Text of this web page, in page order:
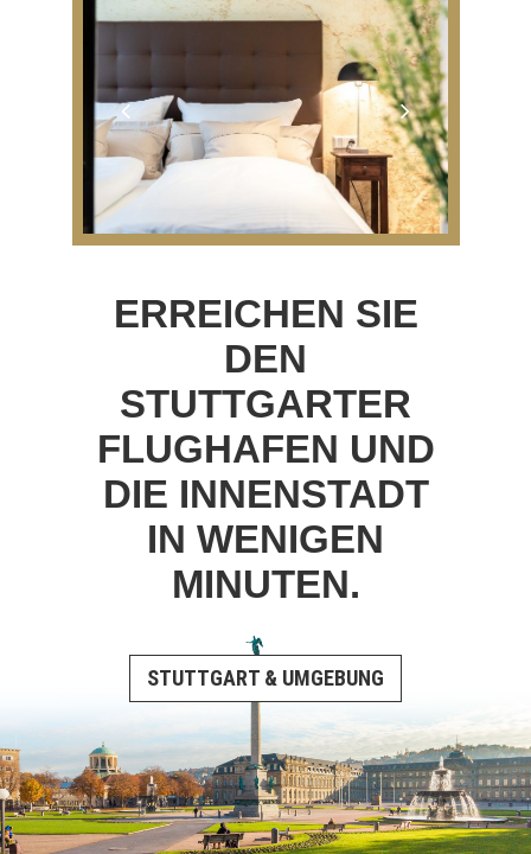
ERREICHEN SIE
DEN
STUTTGARTER
FLUGHAFEN UND
DIE INNENSTADT
IN WENIGEN
MINUTEN.
STUTTGART & UMGEBUNG